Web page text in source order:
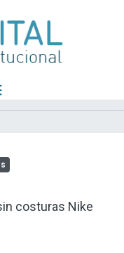
costuras Nike